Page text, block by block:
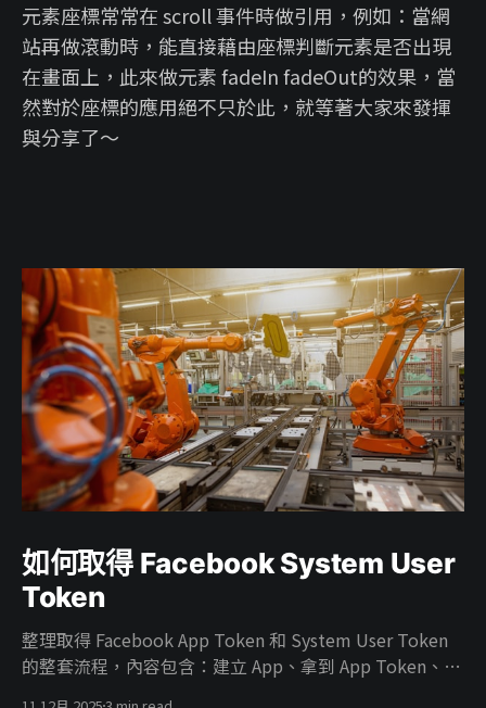
元素座標常常在 scroll 事件時做引用，例如：當網
站再做滾動時，能直接藉由座標判斷元素是否出現
在畫面上，此來做元素 fadeIn fadeOut的效果，當
然對於座標的應用絕不只於此，就等著大家來發揮
與分享了～
如何取得 Facebook System User
Token
整理取得 Facebook App Token 和 System User Token
的整套流程，內容包含：建立 App、拿到 App Token、在